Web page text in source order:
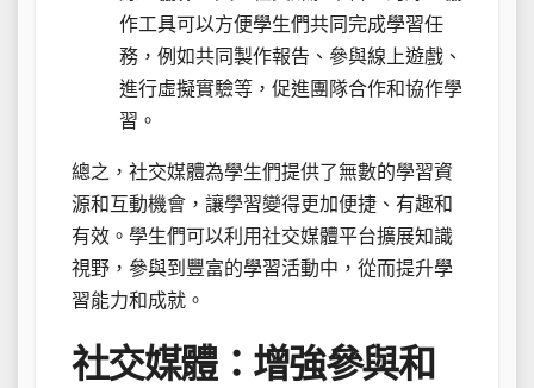
作工具可以方便學生們共同完成學習任
務，例如共同製作報告、參與線上遊戲、
進行虛擬實驗等，促進團隊合作和協作學
習。
總之，社交媒體為學生們提供了無數的學習資
源和互動機會，讓學習變得更加便捷、有趣和
有效。學生們可以利用社交媒體平台擴展知識
視野，參與到豐富的學習活動中，從而提升學
習能力和成就。
社交媒體：增強參與和